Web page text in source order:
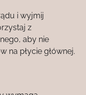
i wyjmij
z
aby nie
na płycie głównej.